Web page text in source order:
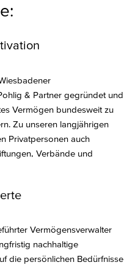
& Partner gegründet und
Vermögen bundesweit zu
Zu unseren langjährigen
Privatpersonen auch
Verbände und
Vermögensverwalter
nachhaltige
die persönlichen Bedürfnisse